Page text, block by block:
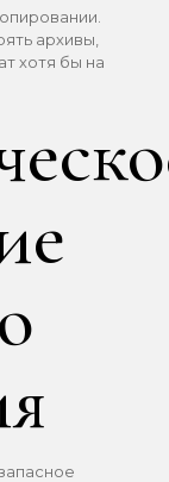
архивы,
хотя бы на